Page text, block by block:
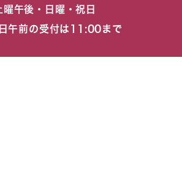
曜午後・日曜・祝日
午前の受付は11:00まで